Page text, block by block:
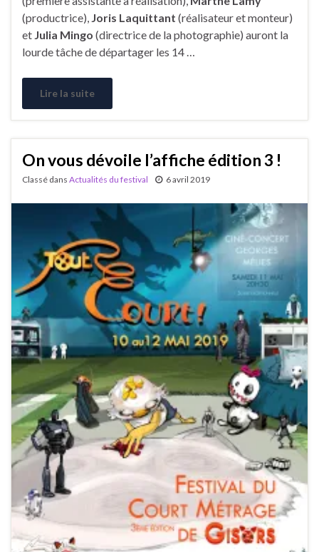
(productrice), Joris Laquittant (réalisateur et monteur)
et Julia Mingo (directrice de la photographie) auront la
lourde tâche de départager les 14 …
Lire la suite
On vous dévoile l’affiche édition 3 !
Classé dans Actualités du festival 6 avril 2019